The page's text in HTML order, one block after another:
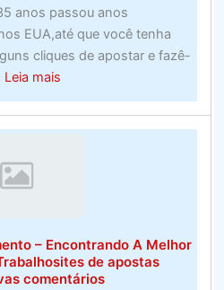
anos passou anos
EUA,até que você tenha
cliques de apostar e fazê-
Leia maisabout
O
montante
– Encontrando A Melhor
de apostas
comentários